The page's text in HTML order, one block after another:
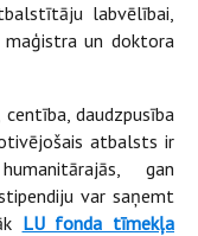
labvēlībai,
un doktora
daudzpusība
atbalsts ir
gan
var saņemt
LU fonda tīmekļa